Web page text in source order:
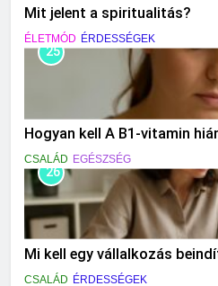
Mit jelent a spiritualitás?
ÉLETMÓD ÉRDESSÉGEK
25
Hogyan kell A B1-vitamin
CSALÁD EGÉSZSÉG
26
Mi kell egy vállalkozás
CSALÁD ÉRDESSÉGEK